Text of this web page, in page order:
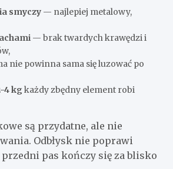
smyczy — najlepiej metalowy,
— brak twardych krawędzi i
nie powinna sama się luzować po
4 kgkażdy zbędny element robi
są przydatne, ale nie
Odbłysk nie poprawi
pas kończy się za blisko